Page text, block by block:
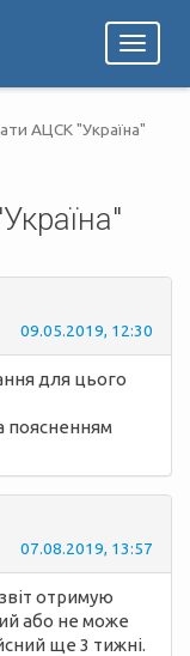
Toggle
АЦСК "Україна"
09.05.2019, 12:30
для цього
поясненням
07.08.2019, 13:57
отримую
або не може
ще 3 тижні.